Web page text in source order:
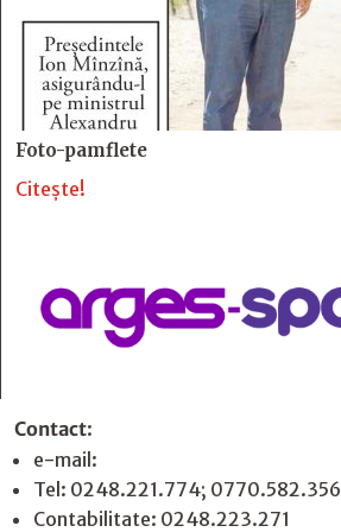
Foto-pamflete
Citește!
Contact:
e-mail:
Tel: 0248.221.774; 0770.582.356
Contabilitate: 0248.223.271